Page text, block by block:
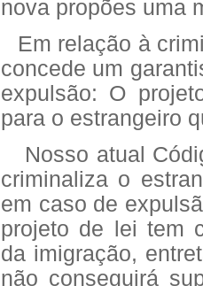
nova propões uma
Em relação à
concede um
expulsão: O
para o estrangeiro
Nosso atual
criminaliza o
em caso de
projeto de lei tem
da imigração,
não conseguirá